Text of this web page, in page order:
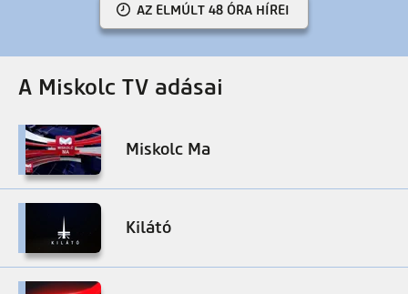
AZ ELMÚLT 48 ÓRA HÍREI
A Miskolc TV adásai
Miskolc Ma
Kilátó